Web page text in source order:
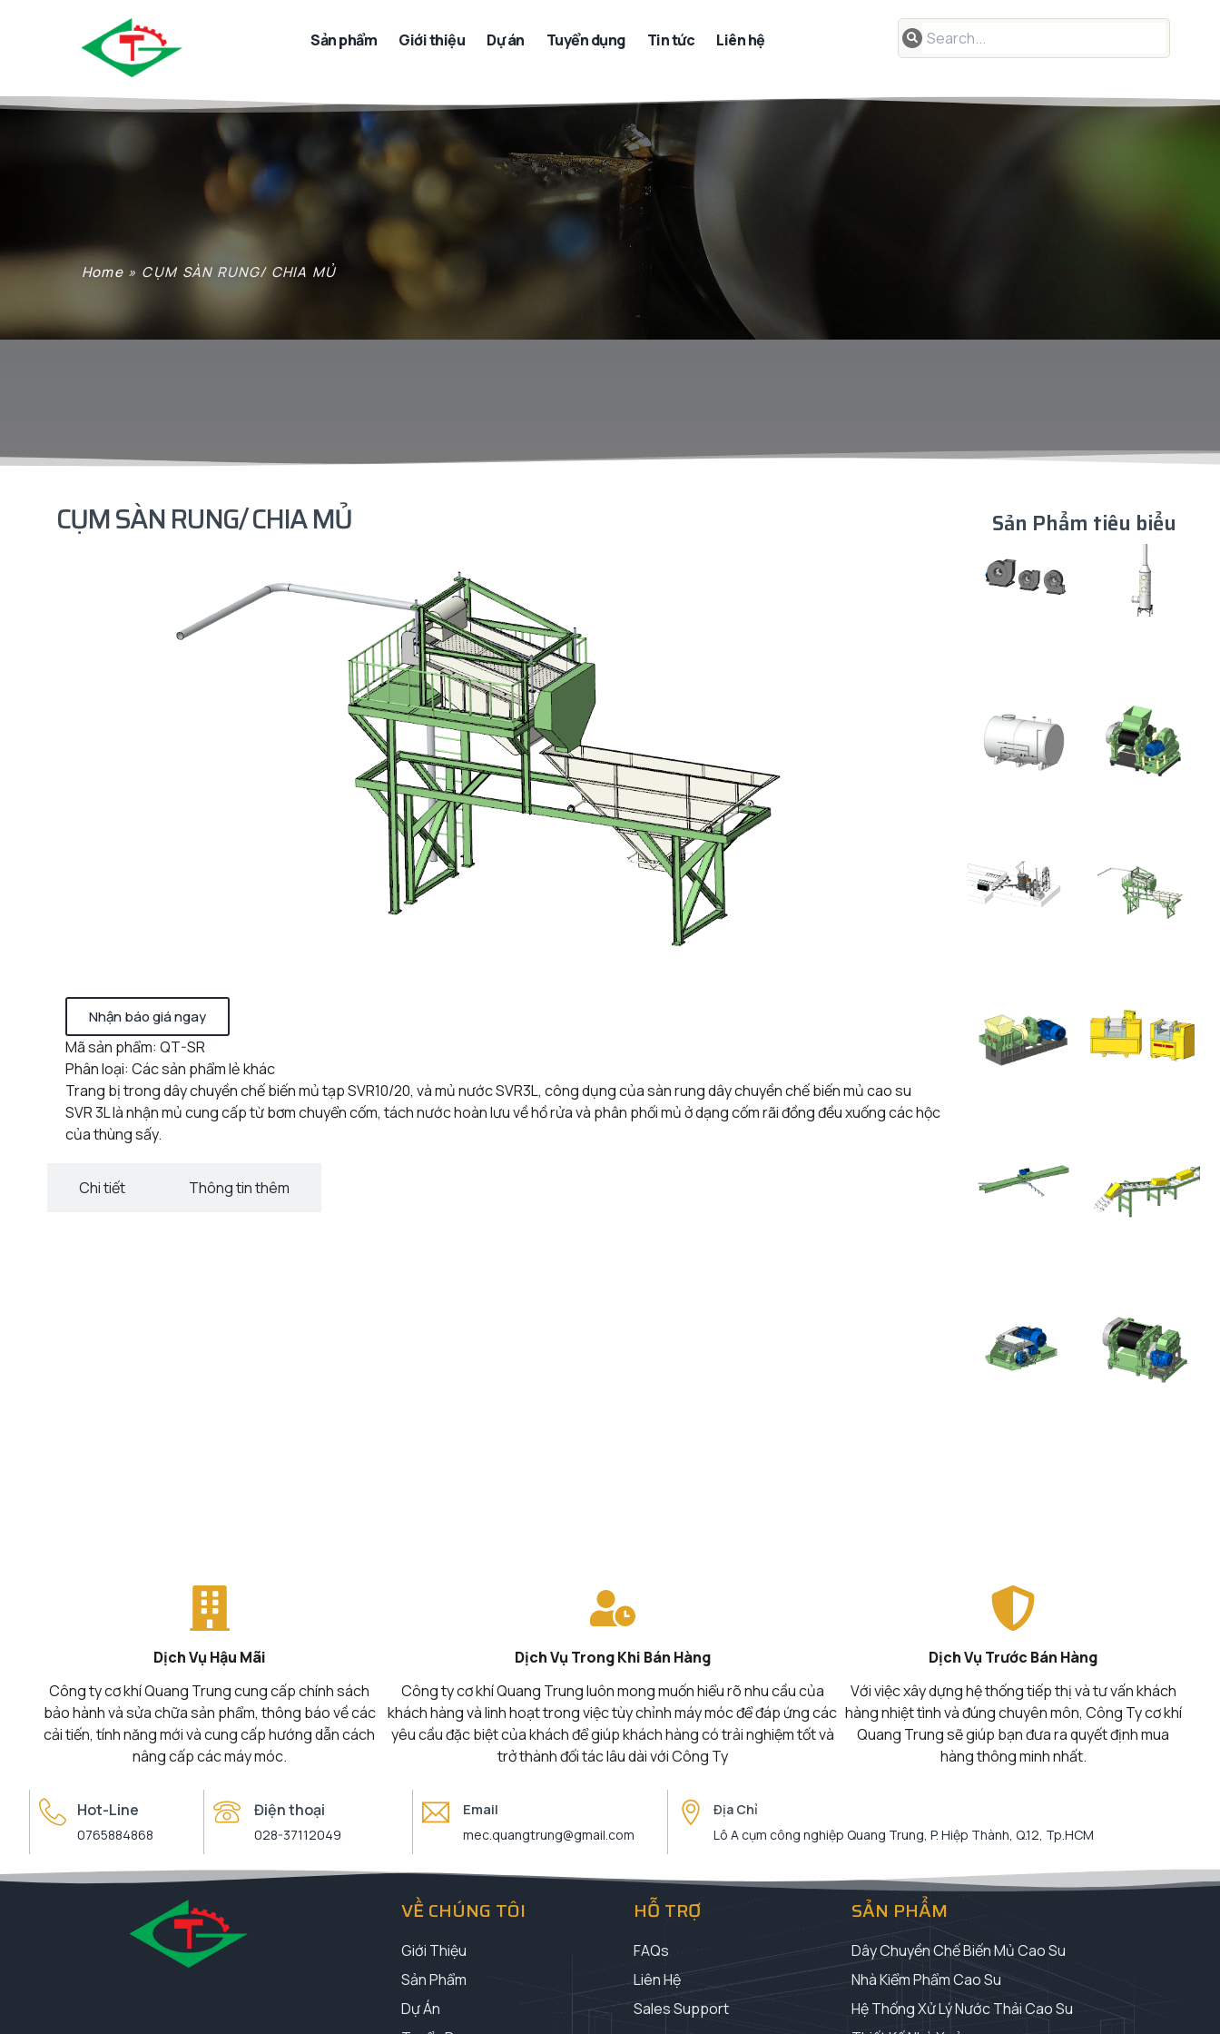
Sản phẩm Giới thiệu Dự án Tuyển dụng Tin tức Liên hệ
Home » CỤM SÀN RUNG/ CHIA MỦ
CỤM SÀN RUNG/ CHIA MỦ
Nhận báo giá ngay
Mã sản phẩm: QT-SR
Phân loại: Các sản phẩm lẻ khác
Trang bị trong dây chuyền chế biến mủ tạp SVR10/20, và mủ nước SVR3L, công dụng của sàn rung dây chuyền chế biến mủ cao su
SVR 3L là nhận mủ cung cấp từ bơm chuyển cốm, tách nước hoàn lưu về hồ rửa và phân phối mủ ở dạng cốm rãi đồng đều xuống các hộc
của thùng sấy.
Chi tiết Thông tin thêm
Sản Phẩm tiêu biểu
Dịch Vụ Trước Bán Hàng
Với việc xây dựng hệ thống tiếp thị và tư vấn khách
hàng nhiệt tình và đúng chuyên môn, Công Ty cơ khí
Quang Trung sẽ giúp bạn đưa ra quyết định mua
hàng thông minh nhất.
Dịch Vụ Trong Khi Bán Hàng
Công ty cơ khí Quang Trung luôn mong muốn hiểu rõ nhu cầu của
khách hàng và linh hoạt trong việc tùy chỉnh máy móc để đáp ứng các
yêu cầu đặc biệt của khách để giúp khách hàng có trải nghiệm tốt và
trở thành đối tác lâu dài với Công Ty
Dịch Vụ Hậu Mãi
Công ty cơ khí Quang Trung cung cấp chính sách
bảo hành và sửa chữa sản phẩm, thông báo về các
cải tiến, tính năng mới và cung cấp hướng dẫn cách
nâng cấp các máy móc.
Hot-Line
0765884868
Điện thoại
028-37112049
Email
mec.quangtrung@gmail.com
Địa Chỉ
Lô A cụm công nghiệp Quang Trung, P. Hiệp Thành, Q.12, Tp.HCM
VỀ CHÚNG TÔI
Giới Thiệu
Sản Phẩm
Dự Án
HỖ TRỢ
FAQs
Liên Hệ
Sales Support
SẢN PHẨM
Dây Chuyền Chế Biến Mủ Cao Su
Nhà Kiểm Phẩm Cao Su
Hệ Thống Xử Lý Nước Thải Cao Su